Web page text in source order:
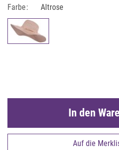
Farbe: Altrose
Auf die
In den